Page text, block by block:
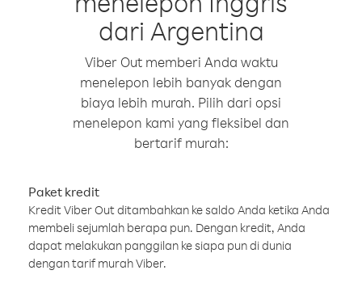
dari Argentina
Viber Out memberi Anda waktu
menelepon lebih banyak dengan
biaya lebih murah. Pilih dari opsi
menelepon kami yang fleksibel dan
bertarif murah:
Paket kredit
Kredit Viber Out ditambahkan ke saldo Anda ketika Anda
membeli sejumlah berapa pun. Dengan kredit, Anda
dapat melakukan panggilan ke siapa pun di dunia
dengan tarif murah Viber.